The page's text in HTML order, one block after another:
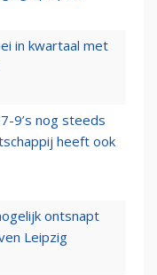
in kwartaal met
9’s nog steeds
heeft ook
ontsnapt
Leipzig